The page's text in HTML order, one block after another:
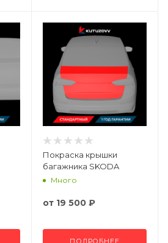
Покраска крышки
багажника SKODA
Много
от 19 500 ₽